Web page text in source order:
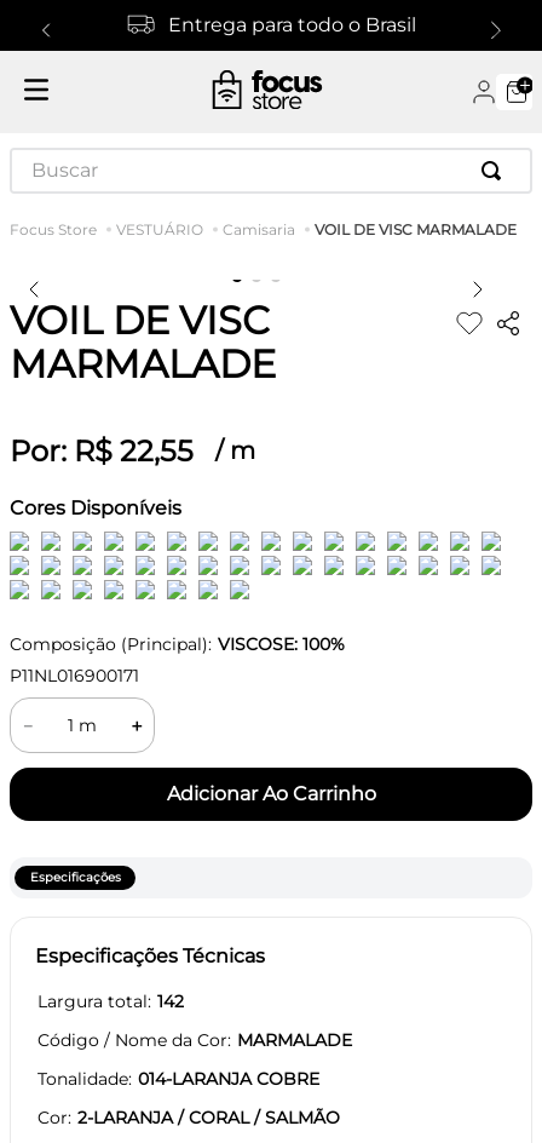
Entrega para todo o Brasil
Buscar
VESTUÁRIO Camisaria VOIL DE VISC MARMALADE
VOIL DE VISC
MARMALADE
Por: R$ 22,55 / m
Cores Disponíveis
Composição (Principal): VISCOSE: 100%
P11NL016900171
＋
－
Especificações
Especificações Técnicas
Largura total 142
Código / Nome da Cor MARMALADE
Tonalidade 014-LARANJA COBRE
Cor 2-LARANJA / CORAL / SALMÃO